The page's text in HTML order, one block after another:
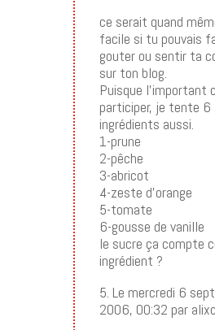
ce serait quand
facile si tu pouvais
gouter ou sentir ta
sur ton blog.
Puisque l’important
participer, je tente 6
ingrédients aussi.
1-prune
2-pêche
3-abricot
4-zeste d’orange
5-tomate
6-gousse de vanille
le sucre ça compte
ingrédient ?
5. Le mercredi 6
2006, 00:32 par